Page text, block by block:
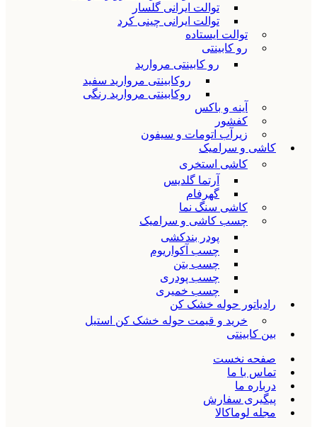
توالت ایرانی گلسار
توالت ایرانی چینی کرد
توالت ایستاده
رو کابینتی
رو کابینتی مروارید
روکابینتی مروارید سفید
روکابینتی مروارید رنگی
آینه و باکس
کفشور
زیرآب اتومات و سیفون
کاشی و سرامیک
کاشی استخری
آرتما گلدیس
گهرفام
کاشی سنگ نما
چسب کاشی و سرامیک
پودر بندکشی
چسب آکواریوم
چسب بتن
چسب پودری
چسب خمیری
رادیاتور حوله خشک کن
خرید و قیمت حوله خشک کن استیل
بین کابینتی
صفحه نخست
تماس با ما
درباره ما
پیگیری سفارش
مجله لوماکالا